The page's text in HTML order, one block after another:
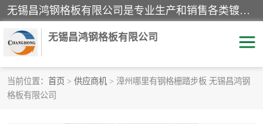
无锡昌鸿钢格板有限公司是专业生产和销售各类镀锌钢格板、镀锌钢格栅、不锈钢钢格及其相关产品的现代化企业。公司产品广泛运用于石油、化工、港口、电力、运输、造纸、医药、钢铁、食品、市政、房地产、制造业等各个领域。
无锡昌鸿钢格板有限公司
当前位置： 首页 > 供应商机 > 漳州哪里有钢格栅踏步板 无锡昌鸿钢
格板有限公司
镀锌钢格板